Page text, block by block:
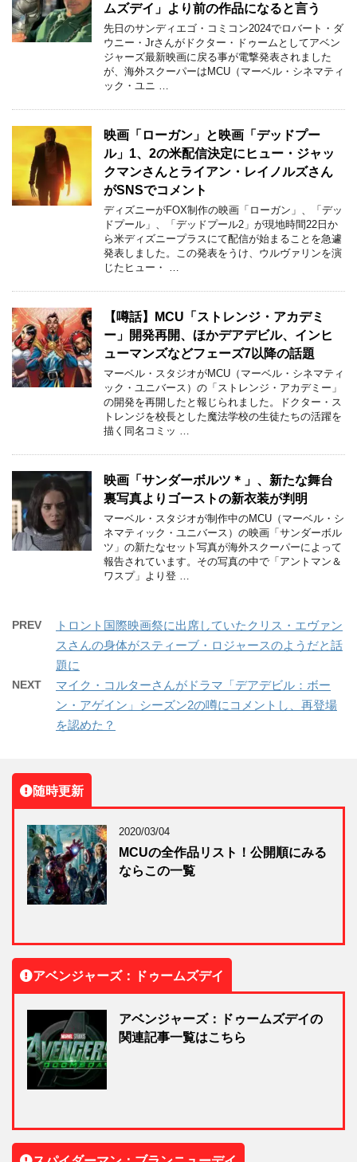
ムズデイ」より前の作品になると言う
先日のサンディエゴ・コミコン2024でロバート・ダ
ウニー・Jrさんがドクター・ドゥームとしてアベン
ジャーズ最新映画に戻る事が電撃発表されました
が、海外スクーパーはMCU（マーベル・シネマティ
ック・ユニ …
映画「ローガン」と映画「デッドプー
ル」1、2の米配信決定にヒュー・ジャッ
クマンさんとライアン・レイノルズさん
がSNSでコメント
ディズニーがFOX制作の映画「ローガン」、「デッ
ドプール」、「デッドプール2」が現地時間22日か
ら米ディズニープラスにて配信が始まることを急遽
発表しました。この発表をうけ、ウルヴァリンを演
じたヒュー・ …
【噂話】MCU「ストレンジ・アカデミ
ー」開発再開、ほかデアデビル、インヒ
ューマンズなどフェーズ7以降の話題
マーベル・スタジオがMCU（マーベル・シネマティ
ック・ユニバース）の「ストレンジ・アカデミー」
の開発を再開したと報じられました。ドクター・ス
トレンジを校長とした魔法学校の生徒たちの活躍を
描く同名コミッ …
映画「サンダーボルツ＊」、新たな舞台
裏写真よりゴーストの新衣装が判明
マーベル・スタジオが制作中のMCU（マーベル・シ
ネマティック・ユニバース）の映画「サンダーボル
ツ」の新たなセット写真が海外スクーパーによって
報告されています。その写真の中で「アントマン＆
ワスプ」より登 …
PREV
トロント国際映画祭に出席していたクリス・エヴァン
スさんの身体がスティーブ・ロジャースのようだと話
題に
NEXT
マイク・コルターさんがドラマ「デアデビル：ボー
ン・アゲイン」シーズン2の噂にコメントし、再登場
を認めた？
随時更新
2020/03/04
MCUの全作品リスト！公開順にみる
ならこの一覧
アベンジャーズ：ドゥームズデイ
アベンジャーズ：ドゥームズデイの
関連記事一覧はこちら